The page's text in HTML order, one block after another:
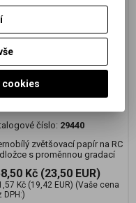
Variant 312
CM/10 KS
číslo: 29440
zvětšovací papír na RC
s proměnnou gradací
Kč (23,50 EUR)
Kč (19,42 EUR) (Vaše cena
DPH:)
cookies